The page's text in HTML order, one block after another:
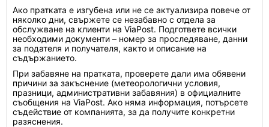
Ако пратката е изгубена или не се актуализира повече от
няколко дни, свържете се незабавно с отдела за
обслужване на клиенти на ViaPost. Подгответе всички
необходими документи – номер за проследяване, данни
за подателя и получателя, както и описание на
съдържанието.
При забавяне на пратката, проверете дали има обявени
причини за закъснение (метеорологични условия,
празници, административни забавяния) в официалните
съобщения на ViaPost. Ако няма информация, потърсете
съдействие от компанията, за да получите конкретни
разяснения.